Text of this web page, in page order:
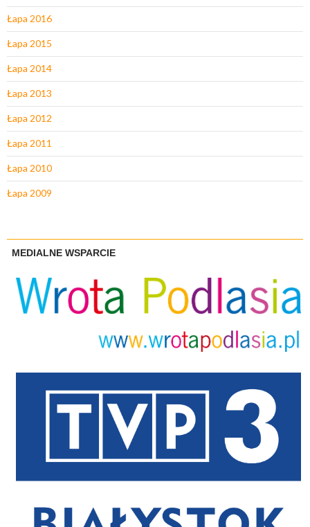
Łapa 2016
Łapa 2015
Łapa 2014
Łapa 2013
Łapa 2012
Łapa 2011
Łapa 2010
Łapa 2009
MEDIALNE WSPARCIE